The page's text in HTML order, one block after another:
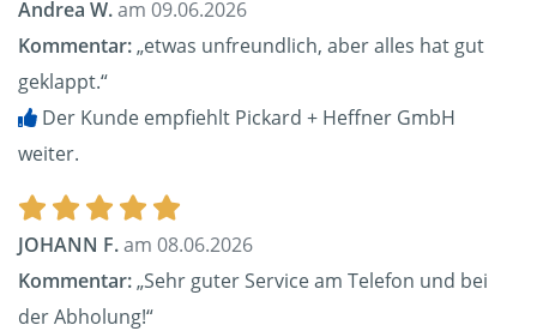
Andrea W.am 09.06.2026
Kommentar:„etwas unfreundlich, aber alles hat gut
geklappt.“
Der Kunde empfiehlt Pickard + Heffner GmbH
weiter.
JOHANN F.am 08.06.2026
Kommentar:„Sehr guter Service am Telefon und bei
der Abholung!“